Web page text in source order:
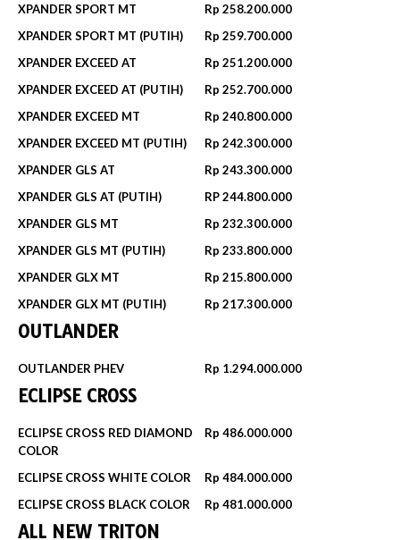
XPANDER SPORT MT
Rp 258.200.000‬
XPANDER SPORT MT (PUTIH)
Rp 259.700.000‬
XPANDER EXCEED AT
Rp 251.200.000‬
XPANDER EXCEED AT (PUTIH)
Rp 252.700.000‬
XPANDER EXCEED MT
Rp 240.800.000‬
XPANDER EXCEED MT (PUTIH)
Rp 242.300.000‬
XPANDER GLS AT
Rp 243.300.000
XPANDER GLS AT (PUTIH)
RP 244.800.000‬
XPANDER GLS MT
Rp 232.300.000‬
XPANDER GLS MT (PUTIH)
Rp 233.800.000
XPANDER GLX MT
Rp 215.800.000
XPANDER GLX MT (PUTIH)
Rp 217.300.000
OUTLANDER
OUTLANDER PHEV Rp 1.294.000.000
ECLIPSE CROSS
ECLIPSE CROSS RED DIAMOND
COLOR
Rp 486.000.000
ECLIPSE CROSS WHITE COLOR
Rp 484.000.000
ECLIPSE CROSS BLACK COLOR
Rp 481.000.000
ALL NEW TRITON